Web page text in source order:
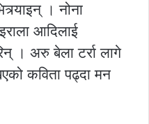
। नोना
आदिलाई
। अरु बेला टर्रा लागे
कविता पढ्दा मन